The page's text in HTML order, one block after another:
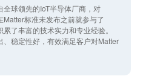
球领先的IoT半导体厂商，对
标准未发布之前就参与了
了丰富的技术实力和专业经验。
稳定性好，有效满足客户对Matter